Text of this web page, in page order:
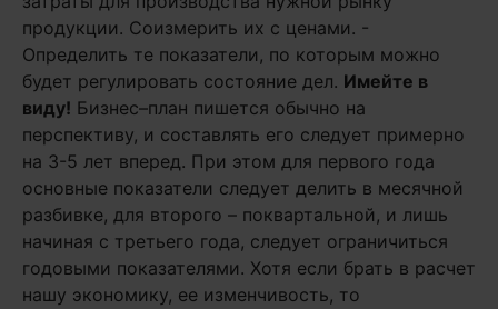
продукции. Соизмерить их с ценами. -
Определить те показатели, по которым можно
будет регулировать состояние дел. Имейте в
виду! Бизнес–план пишется обычно на
перспективу, и составлять его следует примерно
на 3-5 лет вперед. При этом для первого года
основные показатели следует делить в месячной
разбивке, для второго – поквартальной, и лишь
начиная с третьего года, следует ограничиться
годовыми показателями. Хотя если брать в расчет
нашу экономику, ее изменчивость, то